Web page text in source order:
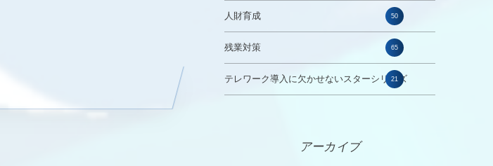
人財育成 50
残業対策 65
テレワーク導入に欠かせないスターシリーズ
21
アーカイブ